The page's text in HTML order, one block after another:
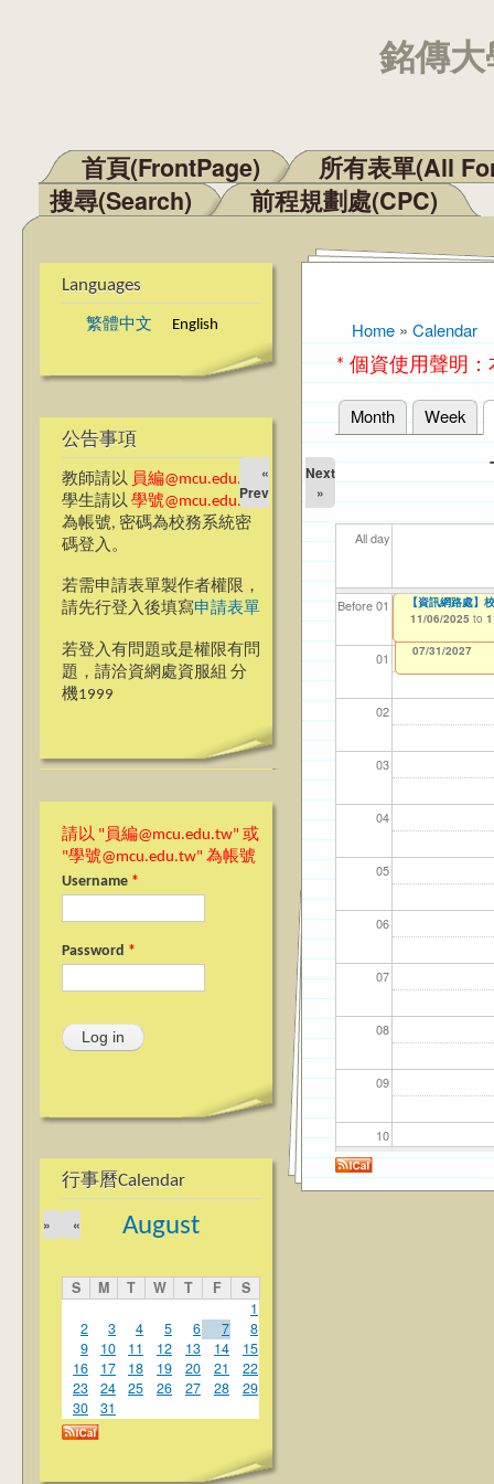
銘傳
Main menu
首頁(FrontPage)
所有表單(All
搜尋(Search)
前程規劃處(CPC)
Languages
繁體中文 English
公告事項
教師請以 員編@mcu.edu.tw
學生請以 學號@mcu.edu.tw
為帳號, 密碼為校務系統密
碼登入。
若需申請表單製作者權限，
請先行登入後填寫申請表單
若登入有問題或是權限有問
題，請洽資網處資服組 分
機1999
請以 "員編@mcu.edu.tw" 或
"學號@mcu.edu.tw" 為帳號
Username *
Password *
行事曆Calendar
August
«
»
S M T W T F
S
1
2
3 4 5 6 7
8
9
10 11 12 13 14
15
16
17 18 19 20 21
22
23
24 25 26 27 28
29
30
31
You are here
Home » Calendar
* 個資使用聲明
Primary tabs
Month Week
«
Prev
Next
»
All day
Before 01
01
02
03
04
05
06
07
08
09
10
11
【資網處】
整合系統～表單
12/31/2027
【財務處】工讀
11/12/2021 to
【財務處】漏打
錄
07/31/2027
114
04/
114
02/
114
03/
【學
07/
114
09/
商品
11/
Moving Minds:
09/15/2025 to
【資訊網路處】
10/29/2025 to
【資訊網路處
11/06/2025 to